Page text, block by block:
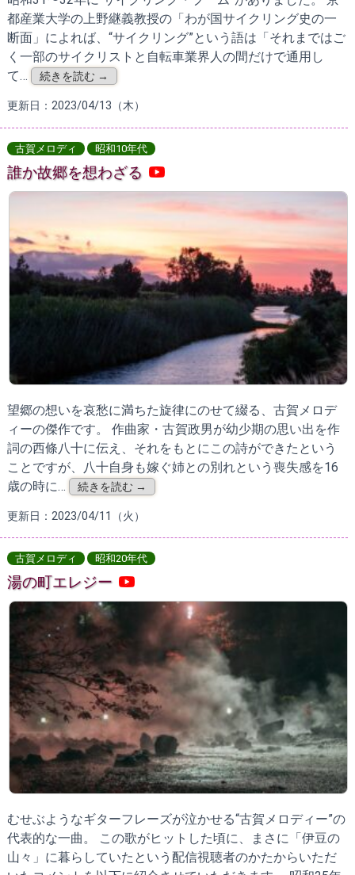
都産業大学の上野継義教授の「わが国サイクリング史の一
断面」によれば、“サイクリング”という語は「それまではご
く一部のサイクリストと自転車業界人の間だけで通用し
て…
続きを読む →
更新日：2023/04/13（木）
古賀メロディ 昭和10年代
誰か故郷を想わざる
望郷の想いを哀愁に満ちた旋律にのせて綴る、古賀メロデ
ィーの傑作です。 作曲家・古賀政男が幼少期の思い出を作
詞の西條八十に伝え、それをもとにこの詩ができたという
ことですが、八十自身も嫁ぐ姉との別れという喪失感を16
歳の時に…
続きを読む →
更新日：2023/04/11（火）
古賀メロディ 昭和20年代
湯の町エレジー
むせぶようなギターフレーズが泣かせる“古賀メロディー”の
代表的な一曲。 この歌がヒットした頃に、まさに「伊豆の
山々」に暮らしていたという配信視聴者のかたからいただ